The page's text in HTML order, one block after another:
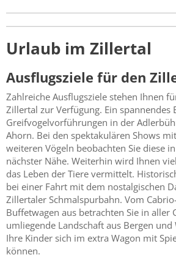
Urlaub im Zillertal
Ausflugsziele für den
Zahlreiche Ausflugsziele stehen Ihnen
Zillertal zur Verfügung. Ein spannendes
Greifvogelvorführungen in der
Ahorn. Bei den spektakulären Shows
weiteren Vögeln beobachten Sie diese
nächster Nähe. Weiterhin wird Ihnen
das Leben der Tiere vermittelt.
bei einer Fahrt mit dem nostalgischen
Zillertaler Schmalspurbahn. Vom
Buffetwagen aus betrachten Sie in aller
umliegende Landschaft aus Bergen
Ihre Kinder sich im extra Wagon mit
können.